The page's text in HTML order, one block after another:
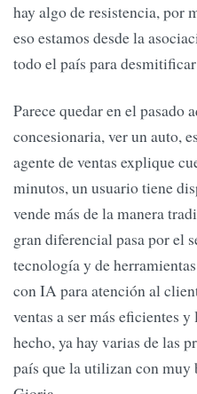
hay algo de resistencia, por
eso estamos desde la
todo el país para
Parece quedar en el pasado
concesionaria, ver un auto,
agente de ventas explique
minutos, un usuario tiene
vende más de la manera
gran diferencial pasa por el
tecnología y de
con IA para atención al
ventas a ser más eficientes
hecho, ya hay varias de las
país que la utilizan con muy